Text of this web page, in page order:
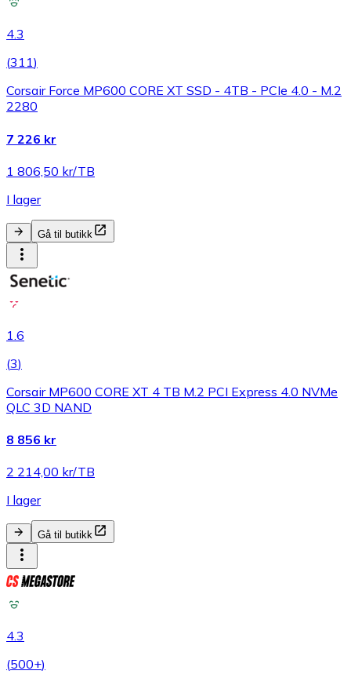
4.3
(311)
Corsair Force MP600 CORE XT SSD - 4TB - PCIe 4.0 - M.2
2280
7 226 kr
1 806,50 kr/TB
I lager
Gå til butikk
1.6
(3)
Corsair MP600 CORE XT 4 TB M.2 PCI Express 4.0 NVMe
QLC 3D NAND
8 856 kr
2 214,00 kr/TB
I lager
Gå til butikk
4.3
(500+)